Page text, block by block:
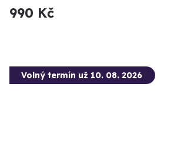
990 Kč
Volný termín už 10. 08. 2026